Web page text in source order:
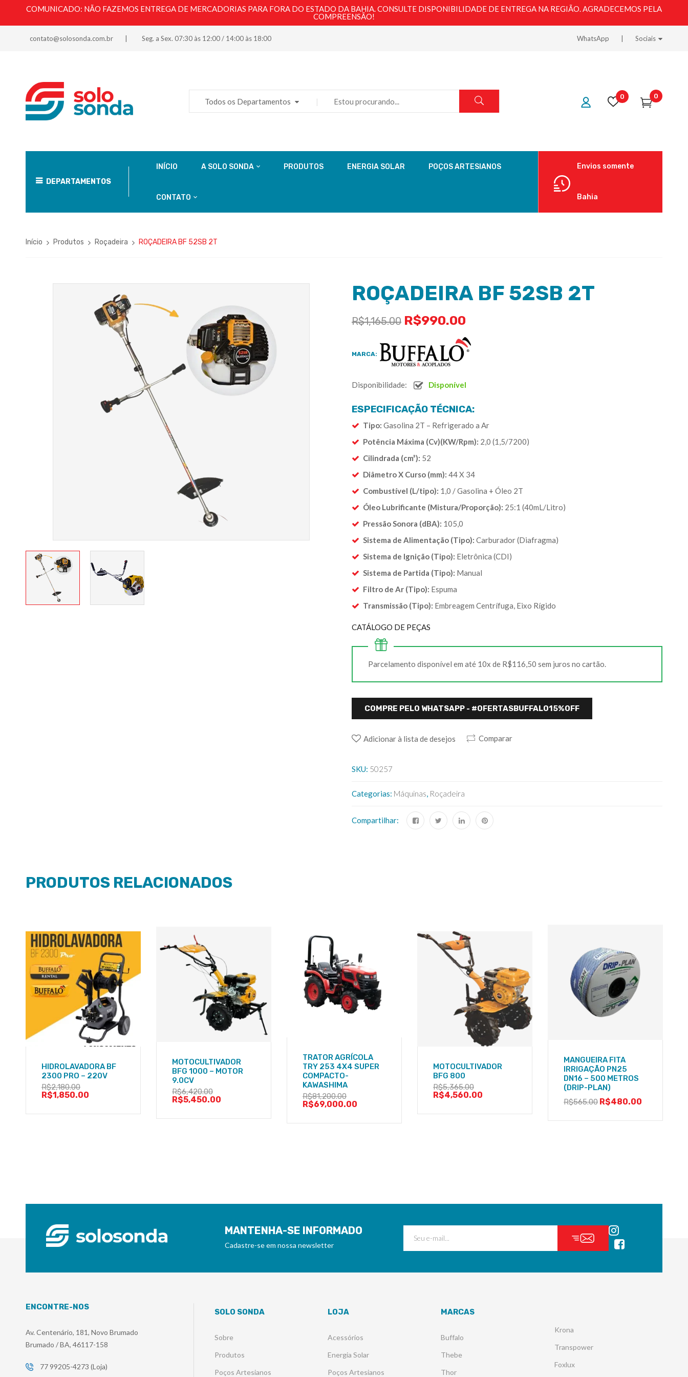
COMUNICADO: NÃO FAZEMOS ENTREGA DE MERCADORIAS PARA FORA DO ESTADO DA BAHIA. CONSULTE DISPONIBILIDADE DE ENTREGA NA REGIÃO. AGRADECEMOS PELA
COMPREENSÃO!
contato@solosonda.com.br Seg. a Sex. 07:30 às 12:00 / 14:00 às 18:00 WhatsApp Sociais
Todos os Departamentos
0 0
DEPARTAMENTOS
INÍCIO A SOLO SONDA PRODUTOS ENERGIA SOLAR POÇOS ARTESIANOS
CONTATO
Envios somente
Bahia
Início Produtos Roçadeira ROÇADEIRA BF 52SB 2T
ROÇADEIRA BF 52SB 2T
R$1,165.00 R$990.00
MARCA:
Disponibilidade: Disponível
ESPECIFICAÇÃO TÉCNICA:
Tipo: Gasolina 2T – Refrigerado a Ar
Potência Máxima (Cv)(KW/Rpm): 2,0 (1,5/7200)
Cilindrada (cm³): 52
Diâmetro X Curso (mm): 44 X 34
Combustível (L/tipo): 1,0 / Gasolina + Óleo 2T
Óleo Lubrificante (Mistura/Proporção): 25:1 (40mL/Litro)
Pressão Sonora (dBA): 105,0
Sistema de Alimentação (Tipo): Carburador (Diafragma)
Sistema de Ignição (Tipo): Eletrônica (CDI)
Sistema de Partida (Tipo): Manual
Filtro de Ar (Tipo): Espuma
Transmissão (Tipo): Embreagem Centrífuga, Eixo Rígido
CATÁLOGO DE PEÇAS
Parcelamento disponível em até 10x de R$116,50 sem juros no cartão.
COMPRE PELO WHATSAPP - #OFERTASBUFFALO15%OFF
Adicionar à lista de desejos Comparar
SKU: 50257
Categorias: Máquinas, Roçadeira
Compartilhar:
PRODUTOS RELACIONADOS
HIDROLAVADORA BF
2300 PRO – 220V
R$2,180.00
R$1,850.00
MOTOCULTIVADOR
BFG 1000 – MOTOR
9.0CV
R$6,420.00
R$5,450.00
TRATOR AGRÍCOLA
TRY 253 4X4 SUPER
COMPACTO-
KAWASHIMA
R$81,200.00
R$69,000.00
MOTOCULTIVADOR
BFG 800
R$5,365.00
R$4,560.00
MANGUEIRA FITA
IRRIGAÇÃO PN25
DN16 – 500 METROS
(DRIP-PLAN)
R$565.00 R$480.00
MANTENHA-SE INFORMADO
Cadastre-se em nossa newsletter
ENCONTRE-NOS
Av. Centenário, 181, Novo Brumado
Brumado / BA, 46117-158
77 99205-4273 (Loja)
SOLO SONDA
Sobre
Produtos
Poços Artesianos
LOJA
Acessórios
Energia Solar
Poços Artesianos
MARCAS
Buffalo
Thebe
Thor
Krona
Transpower
Foxlux